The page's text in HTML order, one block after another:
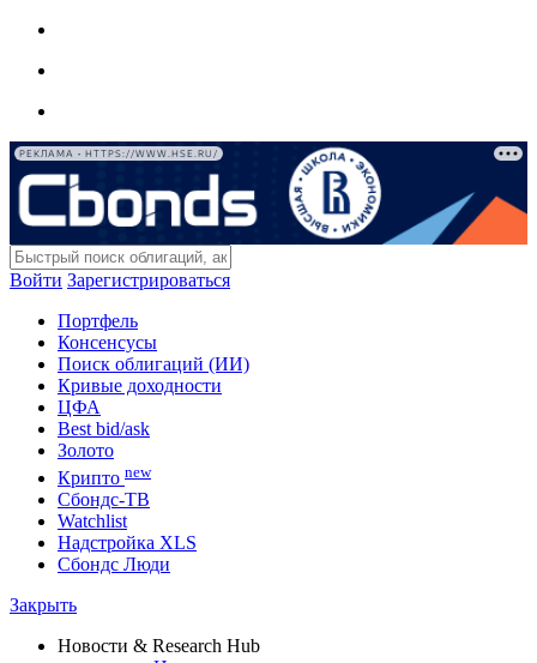
РЕКЛАМА • HTTPS://WWW.HSE.RU/
Войти Зарегистрироваться
Портфель
Консенсусы
Поиск облигаций (ИИ)
Кривые доходности
ЦФА
Best bid/ask
Золото
Крипто new
Сбондс-ТВ
Watchlist
Надстройка XLS
Сбондс Люди
Закрыть
Новости & Research Hub